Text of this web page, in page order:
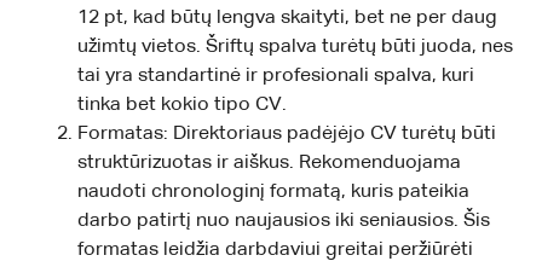
12 pt, kad būtų lengva skaityti, bet ne per daug
užimtų vietos. Šriftų spalva turėtų būti juoda, nes
tai yra standartinė ir profesionali spalva, kuri
tinka bet kokio tipo CV.
Formatas: Direktoriaus padėjėjo CV turėtų būti
struktūrizuotas ir aiškus. Rekomenduojama
naudoti chronologinį formatą, kuris pateikia
darbo patirtį nuo naujausios iki seniausios. Šis
formatas leidžia darbdaviui greitai peržiūrėti